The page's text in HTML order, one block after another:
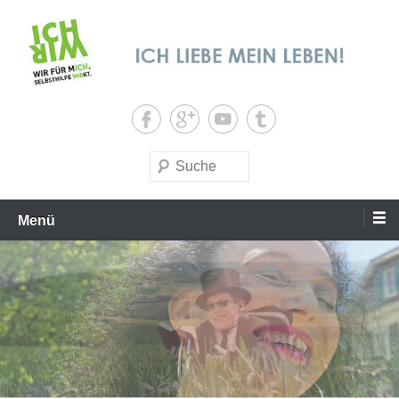
Inhalt
springen
Selbsthilfe wirkt!
Suchen
Menü